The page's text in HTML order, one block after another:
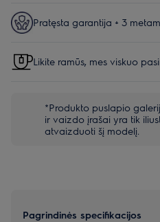
Pratęsta garantija + 3
Likite ramūs, mes viskuo
*Produkto puslapio
ir vaizdo įrašai yra tik
atvaizduoti šį modelį.
Pagrindinės specifikacijos